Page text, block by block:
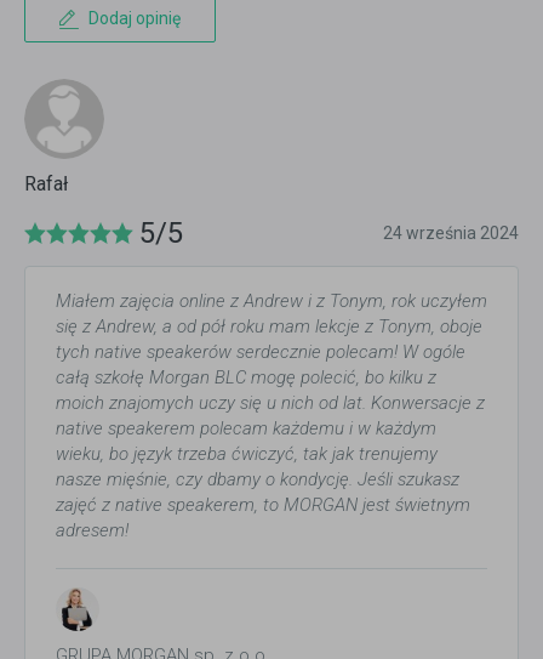
Dodaj opinię
Rafał
5/5 24 września 2024
Miałem zajęcia online z Andrew i z Tonym, rok uczyłem
się z Andrew, a od pół roku mam lekcje z Tonym, oboje
tych native speakerów serdecznie polecam! W ogóle
całą szkołę Morgan BLC mogę polecić, bo kilku z
moich znajomych uczy się u nich od lat. Konwersacje z
native speakerem polecam każdemu i w każdym
wieku, bo język trzeba ćwiczyć, tak jak trenujemy
nasze mięśnie, czy dbamy o kondycję. Jeśli szukasz
zajęć z native speakerem, to MORGAN jest świetnym
adresem!